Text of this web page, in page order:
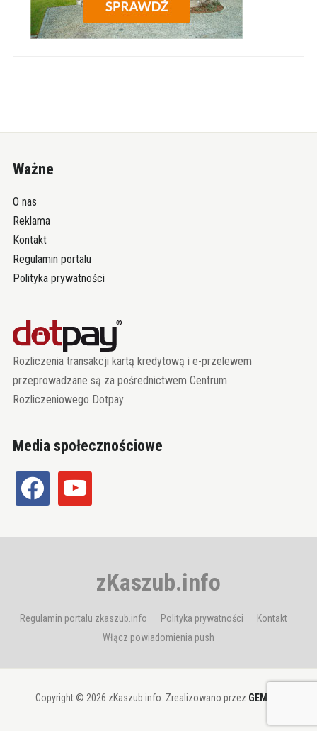
Ważne
O nas
Reklama
Kontakt
Regulamin portalu
Polityka prywatności
Rozliczenia transakcji kartą kredytową i e-przelewem
przeprowadzane są za pośrednictwem Centrum
Rozliczeniowego Dotpay
Media społecznościowe
facebook youtube
zKaszub.info
Regulamin portalu zkaszub.info Polityka prywatności
Kontakt
Włącz powiadomienia push
Copyright © 2026 zKaszub.info. Zrealizowano przez GEMBIT